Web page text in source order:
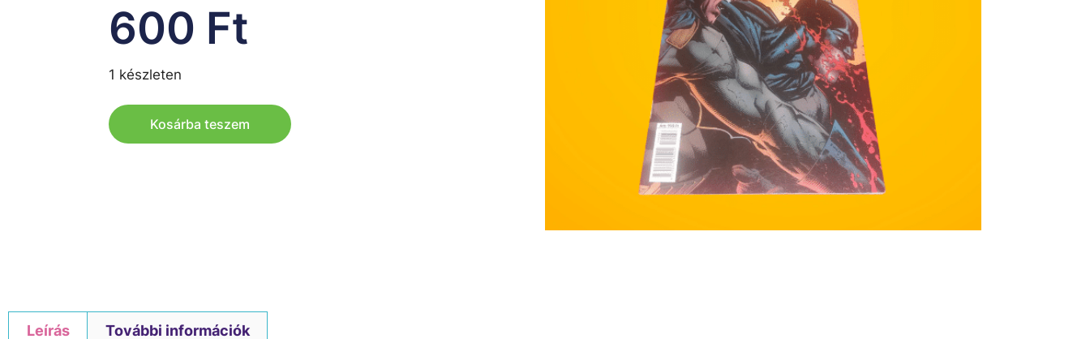
600 Ft
1 készleten
Kosárba teszem
Leírás További információk